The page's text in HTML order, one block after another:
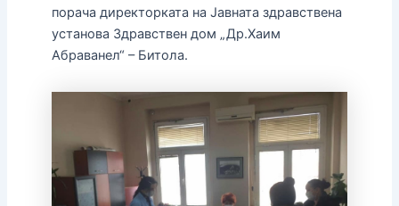
порача директорката на Јавната здравствена
установа Здравствен дом „Др.Хаим
Абраванел“ – Битола.